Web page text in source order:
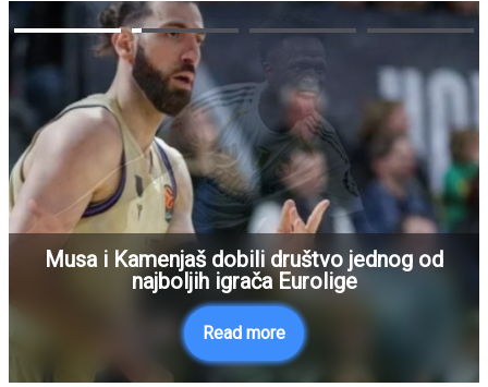
Musa i Kamenjaš dobili društvo jednog od
najboljih igrača Eurolige
Read more